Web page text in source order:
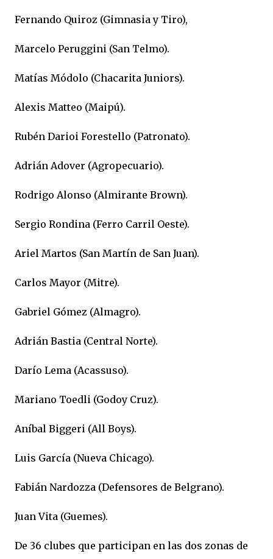
Fernando Quiroz (Gimnasia y Tiro),
Marcelo Peruggini (San Telmo).
Matías Módolo (Chacarita Juniors).
Alexis Matteo (Maipú).
Rubén Darioi Forestello (Patronato).
Adrián Adover (Agropecuario).
Rodrigo Alonso (Almirante Brown).
Sergio Rondina (Ferro Carril Oeste).
Ariel Martos (San Martín de San Juan).
Carlos Mayor (Mitre).
Gabriel Gómez (Almagro).
Adrián Bastia (Central Norte).
Darío Lema (Acassuso).
Mariano Toedli (Godoy Cruz).
Aníbal Biggeri (All Boys).
Luis García (Nueva Chicago).
Fabián Nardozza (Defensores de Belgrano).
Juan Vita (Guemes).
De 36 clubes que participan en las dos zonas de